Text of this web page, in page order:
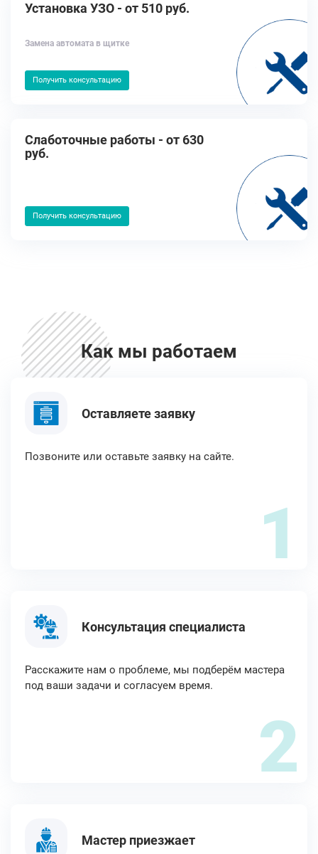
Установка УЗО - от 510 руб.
Замена автомата в щитке
Получить консультацию
Слаботочные работы - от 630
руб.
Получить консультацию
Как мы работаем
Оставляете заявку
Позвоните или оставьте заявку на сайте.
1
Консультация специалиста
Расскажите нам о проблеме, мы подберём мастера
под ваши задачи и согласуем время.
2
Мастер приезжает